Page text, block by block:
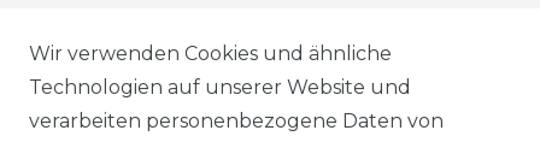
BEZAHLUNG
Wir verwenden Cookies und ähnliche
Technologien auf unserer Website und
verarbeiten personenbezogene Daten von